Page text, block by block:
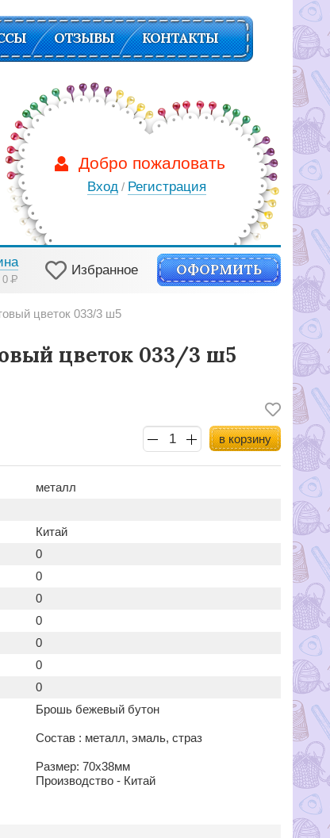
ОТЗЫВЫ КОНТАКТЫ
Добро пожаловать
Вход / Регистрация
0Р
Избранное ОФОРМИТЬ
цветок 033/3 ш5
цветок 033/3 ш5
в корзину
металл
Китай
0
0
0
0
0
0
0
Брошь бежевый бутон
Состав : металл, эмаль, страз
Размер: 70х38мм
Производство - Китай